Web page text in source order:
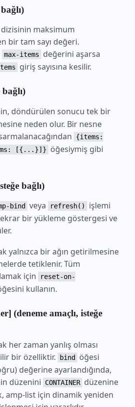
maksimum
bir tam sayı değeri.
max-items değerini aşarsa
giriş sayısına kesilir.
döndürülen sonucu tek bir
neden olur. Bir nesne
{items:
[{...}]}
öğesiymiş gibi
bağlı)
bind veya refresh()
işlemi
bir yükleme göstergesi ve
yalnızca bir ağın getirilmesine
tetiklenir. Tüm
için
reset-on-
kullanın.
(deneme amaçlı, isteğe
her zaman yanlış olması
bir özelliktir.
bind öğesi
değerine ayarlandığında,
düzenini CONTAINER düzenine
amp-list için dinamik yeniden